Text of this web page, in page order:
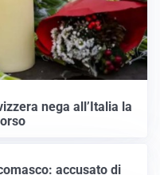
nega all’Italia la
accusato di